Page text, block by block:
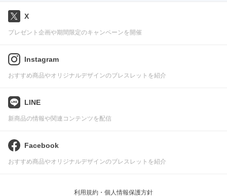
X
プレゼント企画や期間限定のキャンペーンを開催
Instagram
おすすめ商品やオリジナルデザインのブレスレットを紹介
LINE
新商品の情報や関連コンテンツを配信
Facebook
おすすめ商品やオリジナルデザインのブレスレットを紹介
利用規約・個人情報保護方針